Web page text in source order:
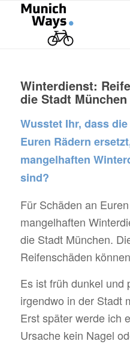
Winterdienst:
die Stadt München
Wusstet Ihr, dass
Euren Rädern
mangelhaften
sind?
Für Schäden an
mangelhaften
die Stadt München.
Reifenschäden
Es ist früh dunkel und
irgendwo in der Stadt
Erst später werde ich
Ursache kein Nagel